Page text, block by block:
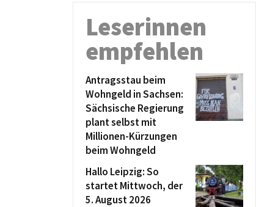
Leserinnen
empfehlen
Antragsstau beim
Wohngeld in Sachsen:
Sächsische Regierung
plant selbst mit
Millionen-Kürzungen
beim Wohngeld
Hallo Leipzig: So
startet Mittwoch, der
5. August 2026